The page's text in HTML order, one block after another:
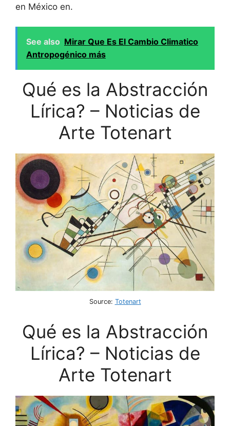
en México en.
See also Mirar Que Es El Cambio Climatico
Antropogénico más
Qué es la Abstracción
Lírica? – Noticias de
Arte Totenart
Source: Totenart
Qué es la Abstracción
Lírica? – Noticias de
Arte Totenart